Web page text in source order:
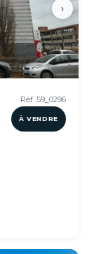
›
Réf. 59_0296
À VENDRE